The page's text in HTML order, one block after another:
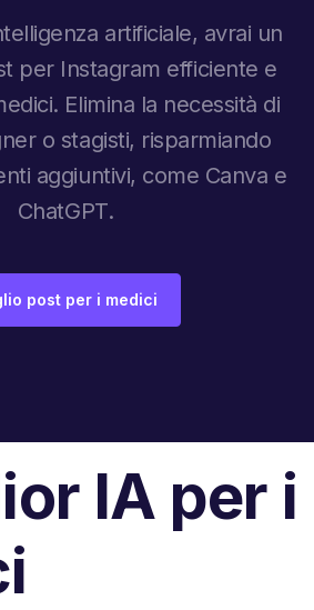
artificiale, avrai un
per Instagram efficiente e
Elimina la necessità di
o stagisti, risparmiando
aggiuntivi, come Canva e
ChatGPT.
post per i medici
IA per i